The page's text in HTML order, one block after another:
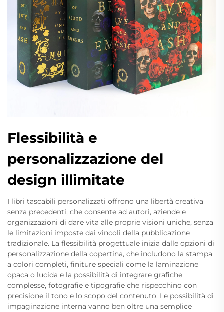
Flessibilità e
personalizzazione del
design illimitate
I libri tascabili personalizzati offrono una libertà creativa
senza precedenti, che consente ad autori, aziende e
organizzazioni di dare vita alle proprie visioni uniche, senza
le limitazioni imposte dai vincoli della pubblicazione
tradizionale. La flessibilità progettuale inizia dalle opzioni di
personalizzazione della copertina, che includono la stampa
a colori completi, finiture speciali come la laminazione
opaca o lucida e la possibilità di integrare grafiche
complesse, fotografie e tipografie che rispecchino con
precisione il tono e lo scopo del contenuto. Le possibilità di
impaginazione interna vanno ben oltre una semplice